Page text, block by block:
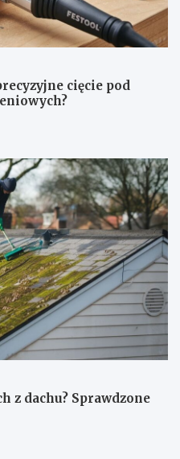
cięcie pod
z dachu? Sprawdzone